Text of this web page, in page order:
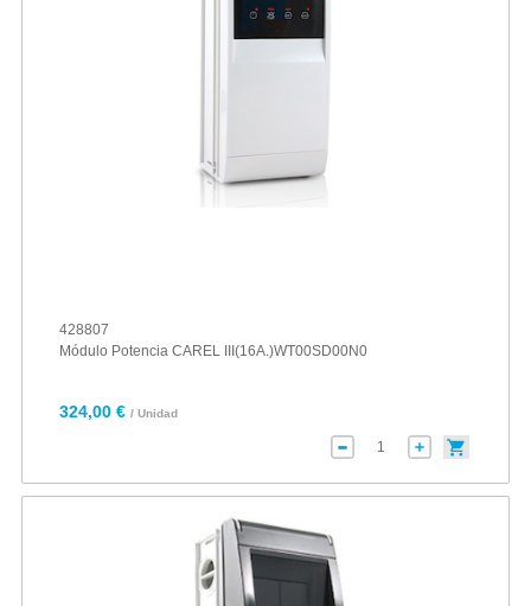
428807
Módulo Potencia CAREL III(16A.)WT00SD00N0
324,00 € / Unidad